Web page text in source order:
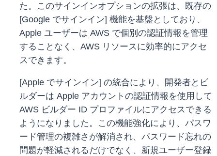
た。このサインインオプションの拡張は、既存の
[Google でサインイン] 機能を基盤としており、
Apple ユーザーは AWS で個別の認証情報を管理
することなく、AWS リソースに効率的にアクセ
スできます。
[Apple でサインイン] の統合により、開発者とビ
ルダーは Apple アカウントの認証情報を使用して
AWS ビルダー ID プロファイルにアクセスできる
ようになりました。この機能強化により、パスワ
ード管理の複雑さが解消され、パスワード忘れの
問題が軽減されるだけでなく、新規ユーザー登録